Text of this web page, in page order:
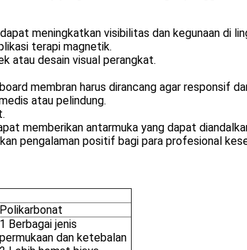
meningkatkan visibilitas dan kegunaan di
terapi magnetik.
atau desain visual perangkat.
membran harus dirancang agar responsif
atau pelindung.
memberikan antarmuka yang dapat
pengalaman positif bagi para profesional
Polikarbonat
1 Berbagai jenis
permukaan dan ketebalan